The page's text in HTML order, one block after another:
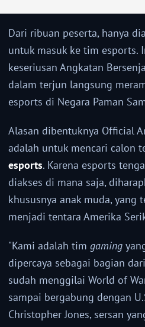
Dari ribuan peserta, hanya
untuk masuk ke tim esports.
keseriusan Angkatan
dalam terjun langsung
esports di Negara Paman
Alasan dibentuknya Official
adalah untuk mencari calon
esports. Karena esports
diakses di mana saja,
khususnya anak muda, yang
menjadi tentara Amerika
"Kami adalah tim gaming
dipercaya sebagai bagian
sudah menggilai World of
sampai bergabung dengan
Christopher Jones, sersan